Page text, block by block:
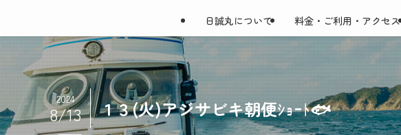
日誠丸について 料金・ご利用・アクセス
１３(火)アジサビキ朝便ｼｮｰﾄ🐟
2024
8/13